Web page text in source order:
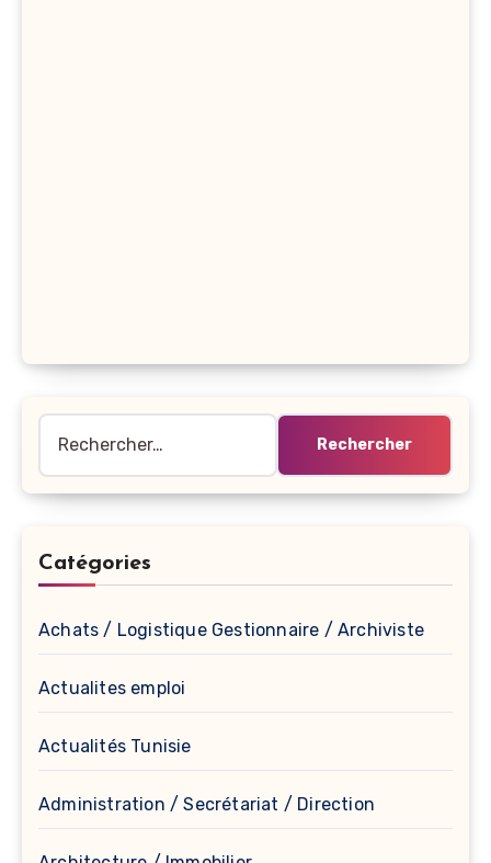
Catégories
Achats / Logistique Gestionnaire / Archiviste
Actualites emploi
Actualités Tunisie
Administration / Secrétariat / Direction